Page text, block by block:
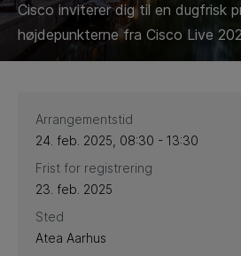
Cisco inviterer dig til en dugfrisk
højdepunkterne fra Cisco Live
Arrangementstid
24. feb. 2025, 08:30 - 13:30
Frist for registrering
23. feb. 2025
Sted
Atea Aarhus